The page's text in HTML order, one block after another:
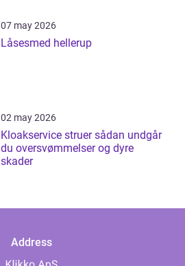
07 may 2026
Låsesmed hellerup
02 may 2026
Kloakservice struer sådan undgår
du oversvømmelser og dyre
skader
Address